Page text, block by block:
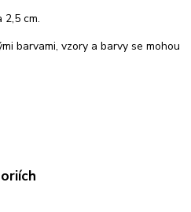
2,5 cm.
barvami, vzory a barvy se mohou